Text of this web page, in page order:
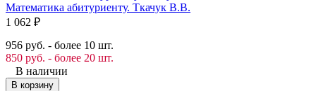
Математика абитуриенту. Ткачук В.В.
1 062 ₽
956 руб. - более 10 шт.
850 руб. - более 20 шт.
В наличии
В корзину